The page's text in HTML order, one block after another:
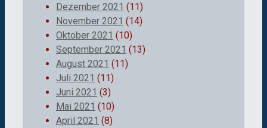
Dezember 2021 (11)
November 2021 (14)
Oktober 2021 (10)
September 2021 (13)
August 2021 (11)
Juli 2021 (11)
Juni 2021 (3)
Mai 2021 (10)
April 2021 (8)